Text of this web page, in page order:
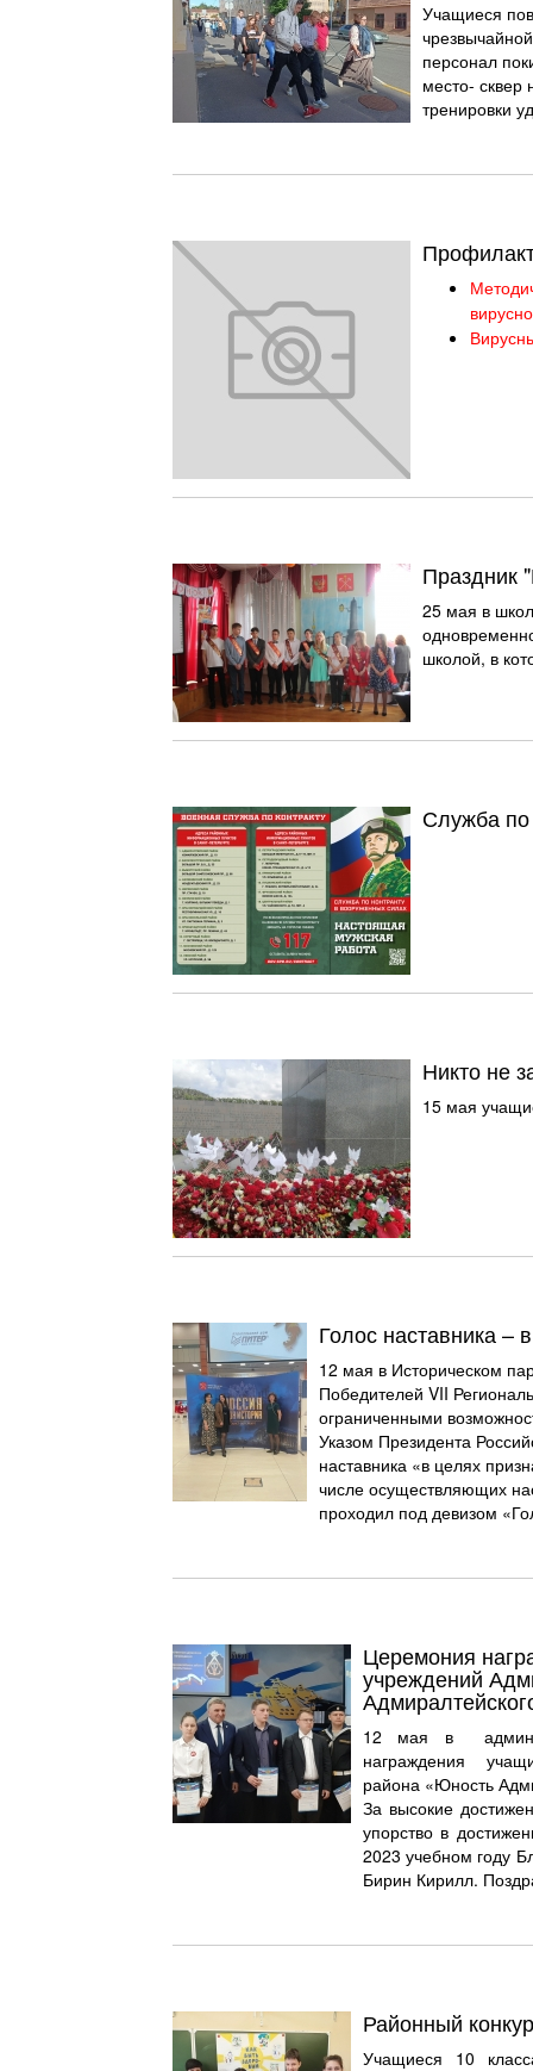
Учащиеся
персонал
место- сквер
тренировки
Праздник
25 мая в
школой, в
Служба по
Никто не
15 мая
Голос наставника –
12 мая в Историческом
Победителей VII
ограниченными
Указом Президента
наставника «в целях
числе осуществляющих
проходил под девизом
Церемония
учреждений
12 мая в
награждения
района «Юность
За высокие
упорство в
2023 учебном году
Бирин Кирилл.
Районный
Учащиеся 10